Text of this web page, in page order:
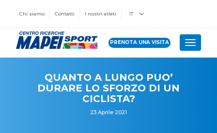
Chi siamo Contatti I nostri atleti IT
PRENOTA UNA VISITA Toggle
QUANTO A LUNGO PUO’
DURARE LO SFORZO DI UN
CICLISTA?
23 Aprile 2021